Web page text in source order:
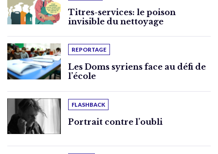
Titres-services: le poison
invisible du nettoyage
REPORTAGE
Les Doms syriens face au défi de
l’école
FLASHBACK
Portrait contre l’oubli